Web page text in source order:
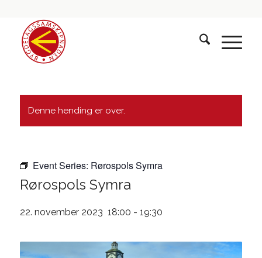
Denne hending er over.
Event Series: Rørospols Symra
Rørospols Symra
22. november 2023 18:00 - 19:30